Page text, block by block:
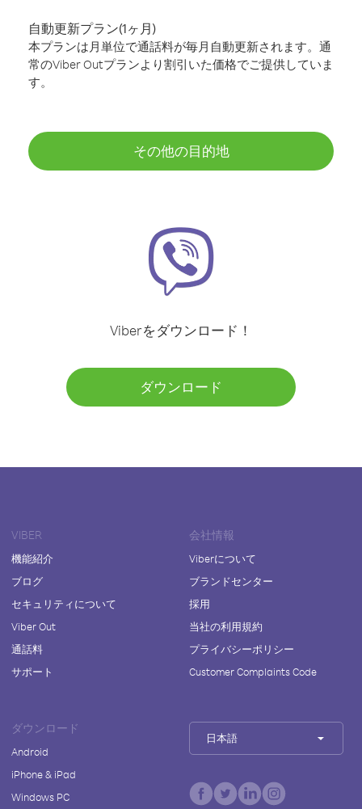
自動更新プラン(1ヶ月)
本プランは月単位で通話料が毎月自動更新されます。通
常のViber Outプランより割引いた価格でご提供していま
す。
その他の目的地
Viberをダウンロード！
ダウンロード
VIBER
機能紹介
ブログ
セキュリティについて
Viber Out
通話料
サポート
会社情報
Viberについて
ブランドセンター
採用
当社の利用規約
プライバシーポリシー
Customer Complaints Code
ダウンロード
Android
iPhone & iPad
Windows PC
日本語